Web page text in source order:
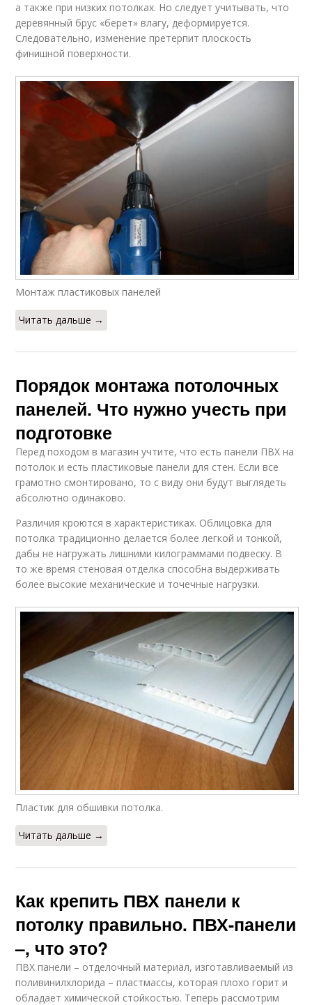
а также при низких потолках. Но следует учитывать, что
деревянный брус «берет» влагу, деформируется.
Следовательно, изменение претерпит плоскость
финишной поверхности.
Монтаж пластиковых панелей
Читать дальше →
Порядок монтажа потолочных
панелей. Что нужно учесть при
подготовке
Перед походом в магазин учтите, что есть панели ПВХ на
потолок и есть пластиковые панели для стен. Если все
грамотно смонтировано, то с виду они будут выглядеть
абсолютно одинаково.
Различия кроются в характеристиках. Облицовка для
потолка традиционно делается более легкой и тонкой,
дабы не нагружать лишними килограммами подвеску. В
то же время стеновая отделка способна выдерживать
более высокие механические и точечные нагрузки.
Пластик для обшивки потолка.
Читать дальше →
Как крепить ПВХ панели к
потолку правильно. ПВХ-панели
–, что это?
ПВХ панели – отделочный материал, изготавливаемый из
поливинилхлорида – пластмассы, которая плохо горит и
обладает химической стойкостью. Теперь рассмотрим